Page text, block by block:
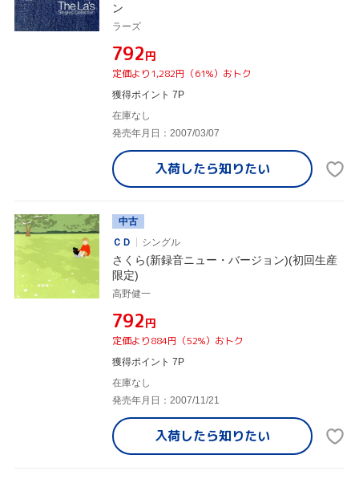
ン
ラーズ
¥792円
定価より1,282円（61%）おトク
獲得ポイント 7P
在庫なし
発売年月日：2007/03/07
入荷したら知りたい
中古
ＣＤ
シングル
さくら(新録音ニュー・バージョン)(初回生産
限定)
高野健一
¥792円
定価より884円（52%）おトク
獲得ポイント 7P
在庫なし
発売年月日：2007/11/21
入荷したら知りたい